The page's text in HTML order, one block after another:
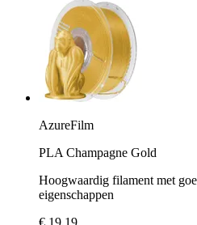
AzureFilm
PLA Champagne Gold
Hoogwaardig filament met
eigenschappen
€ 19,19